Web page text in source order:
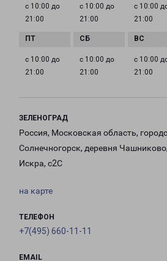
с 10:00 до
21:00
с 10:00 до
21:00
с 10:00
21:00
с 10:00 до
21:00
с 10:00 до
21:00
с 10:00
21:00
ЗЕЛЕНОГРАД
Россия, Московская область,
Солнечногорск, деревня
Искра, с2С
на карте
ТЕЛЕФОН
+7(495) 660-11-11
EMAIL